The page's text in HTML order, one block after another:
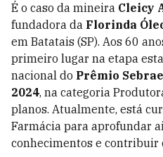
É o caso da mineira Cleicy
fundadora da Florinda
em Batatais (SP). Aos 60
primeiro lugar na etapa
nacional do Prêmio
2024, na categoria
planos. Atualmente, está
Farmácia para aprofundar
conhecimentos e contribuir